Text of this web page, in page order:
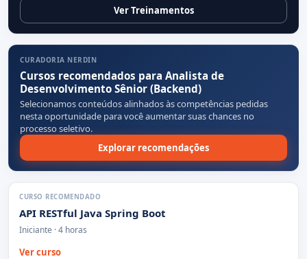
Ver Treinamentos
CURADORIA NERDIN
Cursos recomendados para Analista de
Desenvolvimento Sênior (Backend)
Selecionamos conteúdos alinhados às competências pedidas
nesta oportunidade para você aumentar suas chances no
processo seletivo.
Explorar recomendações
CURSO RECOMENDADO
API RESTful Java Spring Boot
Iniciante · 4 horas
Ver curso